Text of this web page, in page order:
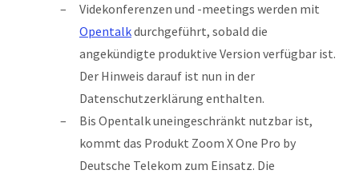
Videkonferenzen und -meetings werden mit
Opentalkdurchgeführt, sobald die
angekündigte produktive Version verfügbar ist.
Der Hinweis darauf ist nun in der
Datenschutzerklärung enthalten.
Bis Opentalk uneingeschränkt nutzbar ist,
kommt das Produkt Zoom X One Pro by
Deutsche Telekom zum Einsatz. Die